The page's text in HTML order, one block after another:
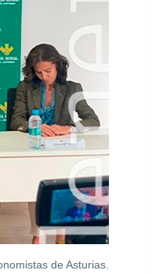
de Asturias.